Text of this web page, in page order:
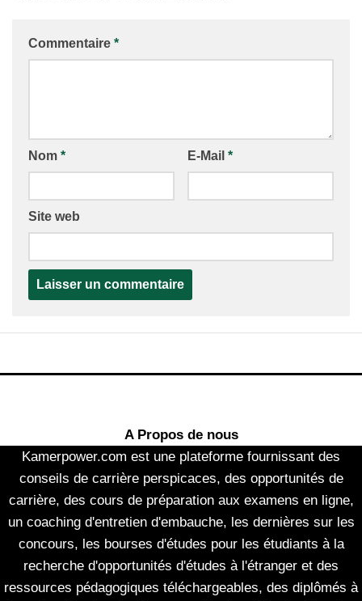
Commentaire *
Nom * E-Mail *
Site web
A Propos de nous
Kamerpower.com est une plateforme fournissant des
conseils de carrière perspicaces, des opportunités de
carrière, des cours de préparation aux examens en ligne,
un coaching d'entretien d'embauche, les dernières sur les
concours, les bourses d'études pour les étudiants à la
recherche d'opportunités d'études à l'étranger et des
ressources pédagogiques téléchargeables, des diplômés à